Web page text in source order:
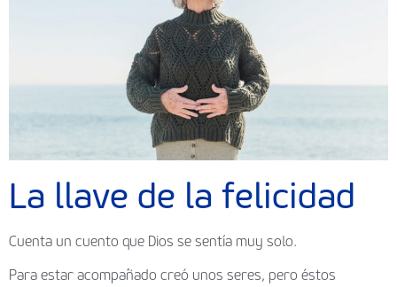
La llave de la felicidad
Cuenta un cuento que Dios se sentía muy solo.
Para estar acompañado creó unos seres, pero éstos